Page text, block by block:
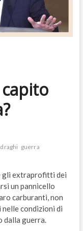
guerra
gli extraprofitti dei
un pannicello
carburanti, non
condizioni di
dalla guerra.